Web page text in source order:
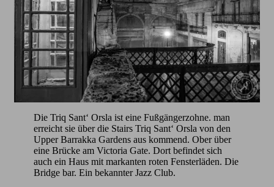
Die Triq Sant‘ Orsla ist eine Fußgängerzohne. man
erreicht sie über die Stairs Triq Sant‘ Orsla von den
Upper Barrakka Gardens aus kommend. Ober über
eine Brücke am Victoria Gate. Dort befindet sich
auch ein Haus mit markanten roten Fensterläden. Die
Bridge bar. Ein bekannter Jazz Club.